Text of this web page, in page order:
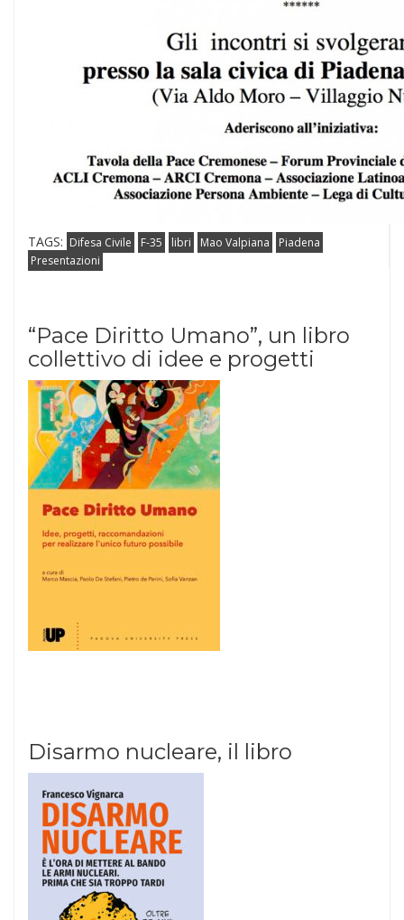
TAGS: Difesa Civile F-35 libri Mao Valpiana
Piadena
Presentazioni
“Pace Diritto Umano”, un libro
collettivo di idee e progetti
Disarmo nucleare, il libro